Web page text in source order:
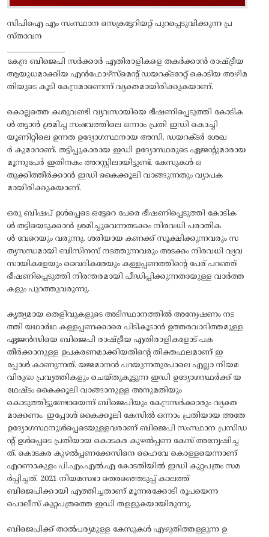
സിപിഐ എം സംസ്ഥാന സെക്രട്ടേറിയറ്റ്‌ പുറപ്പെടുവിക്കുന്ന പ്ര
സ്‌താവന
കേന്ദ്ര ബിജെപി സര്‍ക്കാര്‍ എതിരാളികളെ തകര്‍ക്കാന്‍ രാഷ്ട്രീയ
ആയുധമാക്കിയ എന്‍ഫോഴ്‌സ്‌മെന്റ്‌ ഡയറക്ടറേറ്റ്‌ കൊടിയ അഴിമ
തിയുടെ കൂടി കേന്ദ്രമാണെന്ന്‌ വ്യക്തമായിരിക്കുകയാണ്.
കൊല്ലത്തെ കശുവണ്ടി വ്യവസായിയെ ഭീഷണിപ്പെടുത്തി കോടിക
ള്‍ തട്ടാന്‍ ശ്രമിച്ച സംഭവത്തിലെ ഒന്നാം പ്രതി ഇഡി കൊച്ചി
യൂണിറ്റിലെ ഉന്നത ഉദ്യോഗസ്ഥനായ അസി. ഡയറക്ടര്‍ ശേഖ
ര്‍ കുമാറാണ്‌. തട്ടിപ്പുകാരായ ഇഡി ഉദ്യോസ്ഥരുടെ ഏജന്റുമാരായ
മൂന്നുപേര്‍ ഇതിനകം അറസ്റ്റിലായിട്ടുണ്ട്‌. കേസുകള്‍ ഒ
തുക്കിത്തീര്‍ക്കാന്‍ ഇഡി കൈക്കൂലി വാങ്ങുന്നതും വ്യാപക
മായിരിക്കുകയാണ്‌.
ഒരു ബിഷപ്‌ ഉള്‍പ്പെടെ ഒട്ടേറെ പേരെ ഭീഷണിപ്പെടുത്തി കോടിക
ള്‍ തട്ടിയെടുക്കാന്‍ ശ്രമിച്ചുവെന്നതടക്കം നിരവധി പരാതിക
ള്‍ വേറെയും വരുന്നു. ശരിയായ കണക്ക്‌ സൂക്ഷിക്കുന്നവരും സ
ത്യസന്ധമായി ബിസിനസ്‌ നടത്തുന്നവരും അടക്കം നിരവധി വ്യവ
സായികളേയും വൈദികരേയും കള്ളപ്പണത്തിന്റെ പേര്‌ പറഞ്ഞ്‌
ഭീഷണിപ്പെടുത്തി നിരന്തരമായി പീഡിപ്പിക്കുന്നതായുള്ള വാര്‍ത്ത
കളും പുറത്തുവരുന്നു.
കൃത്യമായ തെളിവുകളുടെ അടിസ്ഥാനത്തില്‍ അന്വേഷണം നട
ത്തി യഥാര്‍ഥ കള്ളപ്പണക്കാരെ പിടികൂടാന്‍ ഉത്തരവാദിത്തമുള്ള
ഏജന്‍സിയെ ബിജെപി രാഷ്ട്രീയ എതിരാളികളോട്‌ പക
തീര്‍ക്കാനുള്ള ഉപകരണമാക്കിയതിന്റെ തിക്തഫലമാണ്‌ ഇ
പ്പോള്‍ കാണുന്നത്‌. യജമാനന്‍ പറയുന്നതുപോലെ എല്ലാ നിയമ
വിരുദ്ധ പ്രവൃത്തികളും ചെയ്‌തുകൂട്ടുന്ന ഇഡി ഉദ്യോഗസ്ഥര്‍ക്ക്‌ യ
ഥേഷ്‌ടം കൈക്കൂലി വാങ്ങാനുള്ള അനുമതിയും
കൊടുത്തിട്ടുണ്ടോയെന്ന്‌ ബിജെപിയും കേന്ദ്രസര്‍ക്കാരും വ്യക്ത
മാക്കണം. ഇപ്പോള്‍ കൈക്കൂലി കേസില്‍ ഒന്നാം പ്രതിയായ അതേ
ഉദ്യോഗസ്ഥനുള്‍പ്പെടെയുള്ളവരാണ്‌ ബിജെപി സംസ്ഥാന പ്രസിഡ
ന്റ്‌ ഉള്‍പ്പെടെ പ്രതിയായ കൊടകര കുഴല്‍പ്പണ കേസ്‌ അന്വേഷിച്ച
ത്‌. കൊടകര കുഴല്‍പ്പണക്കേസിനെ ഹൈവേ കൊള്ളയെന്നാണ്‌
എറണാകുളം പി.എം.എല്‍.എ കോടതിയില്‍ ഇഡി കുറ്റപത്രം സമ
ര്‍പ്പിച്ചത്‌. 2021 നിയമസഭാ തെരഞ്ഞെടുപ്പ്‌ കാലത്ത്‌
ബിജെപിക്കായി എത്തിച്ചതാണ്‌ മൂന്നരക്കോടി രൂപയെന്ന
പൊലീസ്‌ കുറ്റപത്രത്തെ ഇഡി തളളുകയായിരുന്നു.
ബിജെപിക്ക്‌ താല്‍പര്യമുള്ള കേസുകള്‍ എഴുതിത്തള്ളുന്ന ഉ